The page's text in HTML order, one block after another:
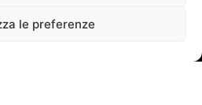
le preferenze
presso il Tribunale di